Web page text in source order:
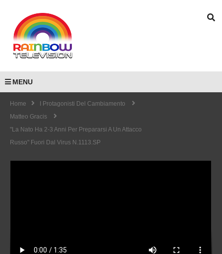
MENU
Home
I Protagonisti Del Cambiamento
Matteo Gracis
"La Nato Ha 2-3 Anni Per Prepararsi A Un Attacco
Russo" Fuori Dal Virus N.1113.SP